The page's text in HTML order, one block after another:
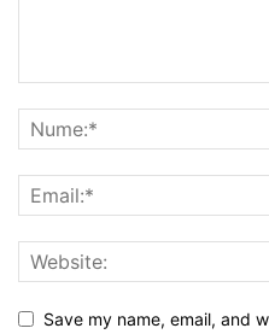
Save my name, email, and